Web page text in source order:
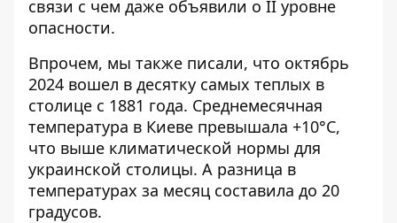
связи с чем даже объявили о ІІ уровне
опасности.
Впрочем, мы также писали, что октябрь
2024 вошел в десятку самых теплых в
столице с 1881 года. Среднемесячная
температура в Киеве превышала +10°С,
что выше климатической нормы для
украинской столицы. А разница в
температурах за месяц составила до 20
градусов.